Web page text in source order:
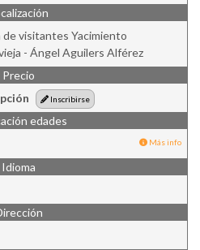
visitantes Yacimiento
- Ángel Aguilers Alférez
Precio
Inscribirse
edades
Más info
Idioma